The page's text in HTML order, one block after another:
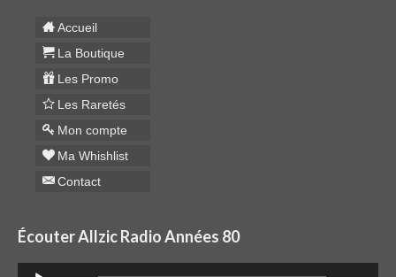
Accueil
La Boutique
Les Promo
Les Raretés
Mon compte
Ma Whishlist
Contact
Écouter Allzic Radio Années 80
Lecteur